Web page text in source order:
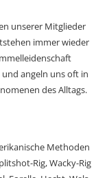
unserer Mitglieder
immer wieder
angeln uns oft in
des Alltags.
Methoden
Rig, Wacky-Rig